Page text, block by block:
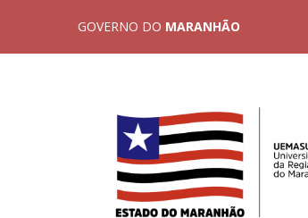
GOVERNO DO MARANHÃO